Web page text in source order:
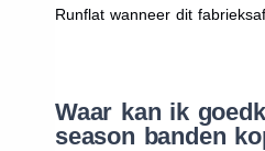
Runflat wanneer dit
Waar kan ik
season banden